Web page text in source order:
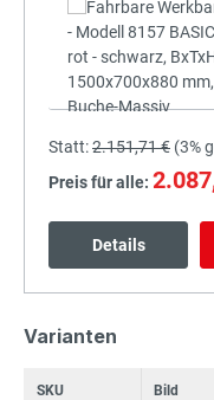
Statt:2.151,71 € (3%
Preis für alle:
Details
Varianten
SKU Bild